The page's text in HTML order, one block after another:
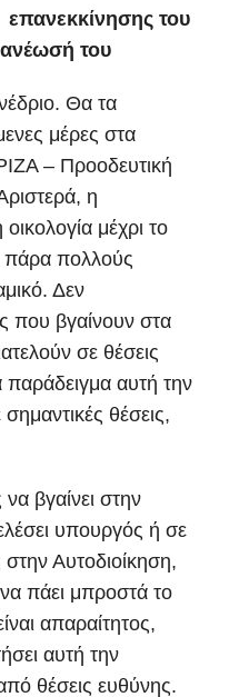
επανεκκίνησης του
του
Θα τα
μέρες στα
– Προοδευτική
η
μέχρι το
πάρα πολλούς
Δεν
που βγαίνουν στα
σε θέσεις
παράδειγμα αυτή την
θέσεις,
βγαίνει στην
υπουργός ή σε
Αυτοδιοίκηση,
να πάει μπροστά το
απαραίτητος,
αυτή την
θέσεις ευθύνης.